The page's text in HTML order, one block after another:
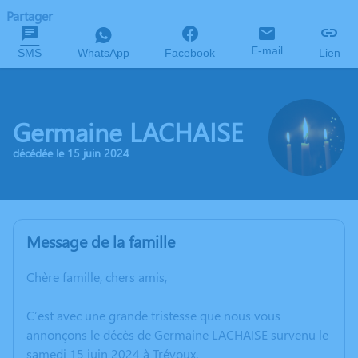
Partager
SMS WhatsApp Facebook E-mail Lien
Germaine LACHAISE
décédée le 15 juin 2024
Message de la famille
Chère famille, chers amis,
C’est avec une grande tristesse que nous vous
annonçons le décès de Germaine LACHAISE survenu le
samedi 15 juin 2024 à Trévoux.